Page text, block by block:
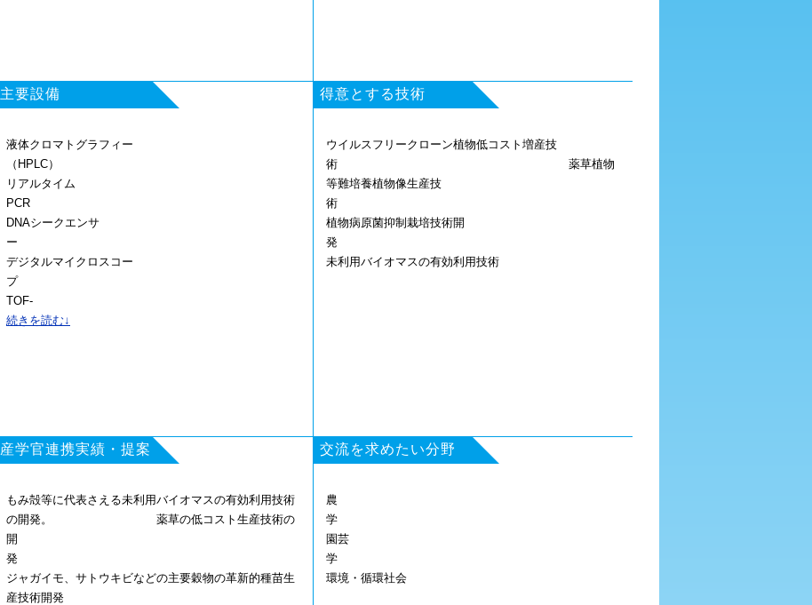
主要設備
液体クロマトグラフィー
（HPLC）
リアルタイム
PCR
DNAシークエンサ
ー
デジタルマイクロスコー
プ
TOF-
GC/MS
続きを読む↓
得意とする技術
ウイルスフリークローン植物低コスト増産技
術 薬草植物
等難培養植物像生産技
術
植物病原菌抑制栽培技術開
発
未利用バイオマスの有効利用技術
産学官連携実績・提案
もみ殻等に代表さえる未利用バイオマスの有効利用技術
の開発。 薬草の低コスト生産技術の
開
発
ジャガイモ、サトウキビなどの主要穀物の革新的種苗生
産技術開発
交流を求めたい分野
農
学
園芸
環境・循環社会